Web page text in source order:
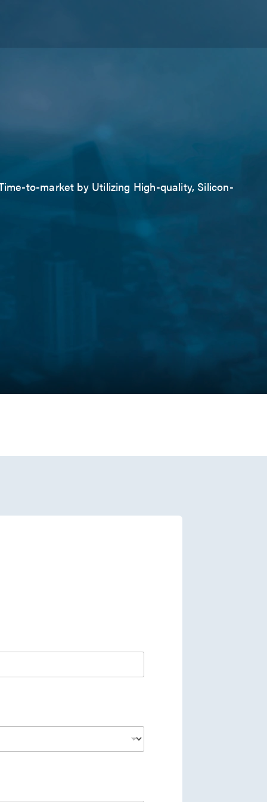
to-market by Utilizing High-quality, Silicon-